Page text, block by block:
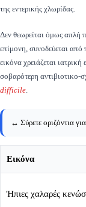
της εντερικής χλωρίδας.
Δεν θεωρείται όμως απλή
επίμονη, συνοδεύεται από
εικόνα χρειάζεται
σοβαρότερη αντιβιοτικο-
difficile.
↔️ Σύρετε οριζόντια
Εικόνα
Ήπιες χαλαρές